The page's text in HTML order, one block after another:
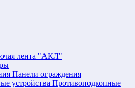
лента "АКЛ"
Панели ограждения
Противоподкопные